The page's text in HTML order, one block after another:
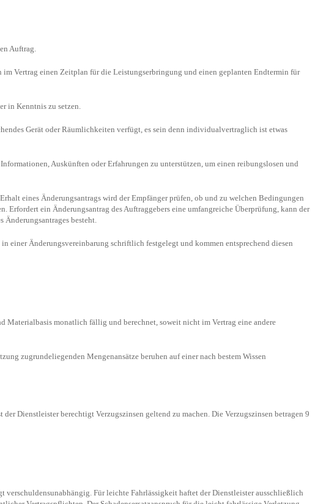
Auftrag.
Vertrag einen Zeitplan für die Leistungserbringung und einen geplanten Endtermin für
in Kenntnis zu setzen.
Gerät oder Räumlichkeiten verfügt, es sein denn individualvertraglich ist etwas
Auskünften oder Erfahrungen zu unterstützen, um einen reibungslosen und
eines Änderungsantrags wird der Empfänger prüfen, ob und zu welchen Bedingungen
ein Änderungsantrag des Auftraggebers eine umfangreiche Überprüfung, kann der
Änderungsantrages besteht.
einer Änderungsvereinbarung schriftlich festgelegt und kommen entsprechend diesen
Materialbasis monatlich fällig und berechnet, soweit nicht im Vertrag eine andere
zugrundeliegenden Mengenansätze beruhen auf einer nach bestem Wissen
Dienstleister berechtigt Verzugszinsen geltend zu machen. Die Verzugszinsen betragen 9
verschuldensunabhängig. Für leichte Fahrlässigkeit haftet der Dienstleister ausschließlich